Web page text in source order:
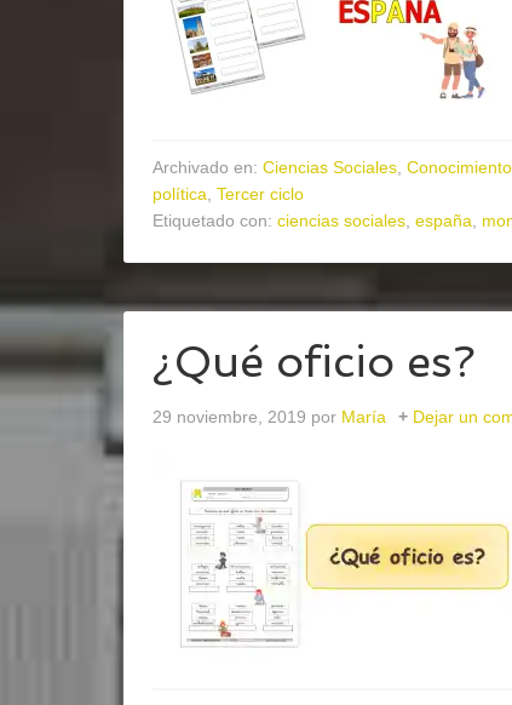
Archivado en: Ciencias Sociales
política Tercer ciclo
Etiquetado con: ciencias sociales españa
¿Qué oficio es?
29 noviembre, 2019 por María Dejar un